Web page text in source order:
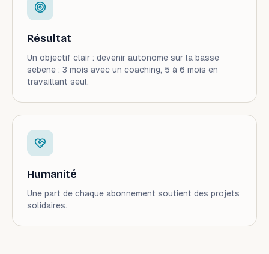
Résultat
Un objectif clair : devenir autonome sur la basse
sebene : 3 mois avec un coaching, 5 à 6 mois en
travaillant seul.
Humanité
Une part de chaque abonnement soutient des projets
solidaires.